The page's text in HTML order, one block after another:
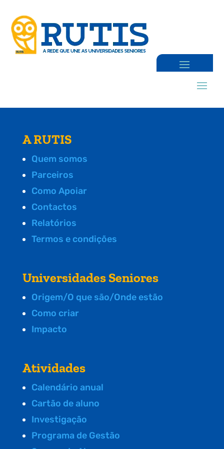
A RUTIS
Quem somos
Parceiros
Como Apoiar
Contactos
Relatórios
Termos e condições
Universidades Seniores
Origem/O que são/Onde estão
Como criar
Impacto
Atividades
Calendário anual
Cartão de aluno
Investigação
Programa de Gestão